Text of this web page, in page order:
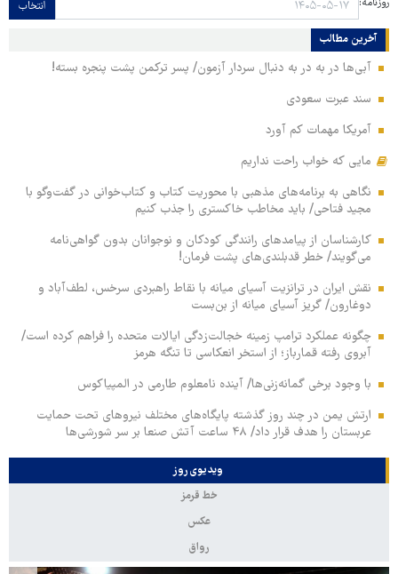
انتخاب
آخرین مطالب
آبی‌ها در به در به دنبال سردار آزمون/ پسر ترکمن پشت پنجره بسته!
سند عبرت سعودی
آمریکا مهمات کم آورد
مایی که خواب راحت نداریم
نگاهی به برنامه‌های مذهبی با محوریت کتاب و کتاب‌خوانی در گفت‌وگو با
مجید فتاحی/ باید مخاطب خاکستری را جذب کنیم
کارشناسان از پیامدهای رانندگی کودکان و نوجوانان بدون گواهی‌نامه
می‌گویند/ خطر قدبلندی‌های پشت فرمان!
نقش ایران در ترانزیت آسیای میانه با نقاط راهبردی سرخس، لطف‌آباد و
دوغارون/ گریز آسیای میانه از بن‌بست
چگونه عملکرد ترامپ زمینه خجالت‌زدگی ایالات متحده را فراهم کرده است/
آبروی رفته قمارباز؛ از استخر انعکاسی تا تنگه هرمز
با وجود برخی گمانه‌زنی‌ها/ آینده نامعلوم طارمی در المپیاکوس
ارتش یمن در چند روز گذشته پایگاه‌های مختلف نیروهای تحت حمایت
عربستان را هدف قرار داد/ ۴۸ ساعت آتش صنعا بر سر شورشی‌ها
ویدیوی روز
خط قرمز
عکس
رواق